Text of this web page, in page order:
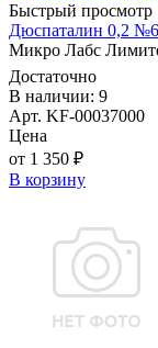
Быстрый просмотр
Дюспаталин 0,2
Микро Лабс
Достаточно
В наличии: 9
Арт. KF-00037000
Цена
от 1 350 ₽
В корзину